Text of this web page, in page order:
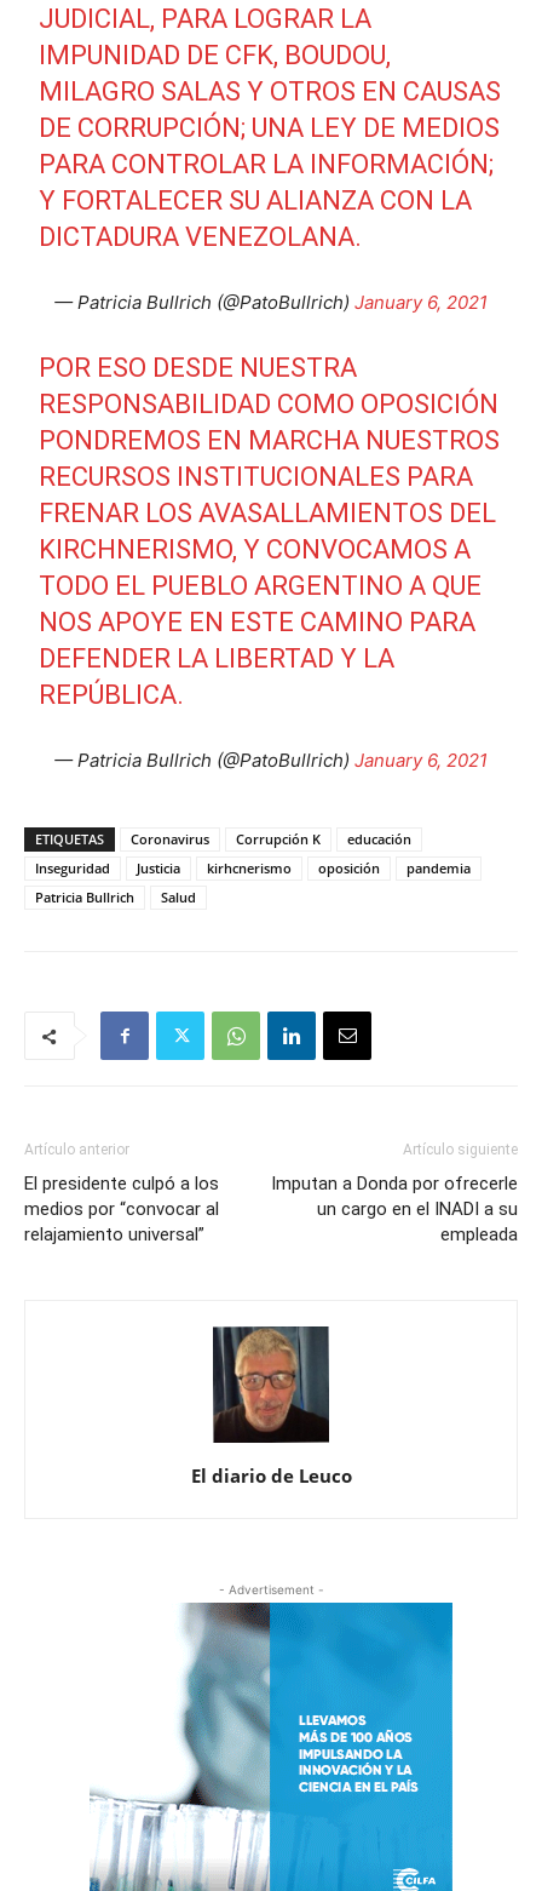
JUDICIAL, PARA LOGRAR LA
IMPUNIDAD DE CFK, BOUDOU,
MILAGRO SALAS Y OTROS EN CAUSAS
DE CORRUPCIÓN; UNA LEY DE MEDIOS
PARA CONTROLAR LA INFORMACIÓN;
Y FORTALECER SU ALIANZA CON LA
DICTADURA VENEZOLANA.
— Patricia Bullrich (@PatoBullrich) January 6, 2021
POR ESO DESDE NUESTRA
RESPONSABILIDAD COMO OPOSICIÓN
PONDREMOS EN MARCHA NUESTROS
RECURSOS INSTITUCIONALES PARA
FRENAR LOS AVASALLAMIENTOS DEL
KIRCHNERISMO, Y CONVOCAMOS A
TODO EL PUEBLO ARGENTINO A QUE
NOS APOYE EN ESTE CAMINO PARA
DEFENDER LA LIBERTAD Y LA
REPÚBLICA.
— Patricia Bullrich (@PatoBullrich) January 6, 2021
ETIQUETAS Coronavirus Corrupción K
educación
Inseguridad
Justicia kirhcnerismo oposición
pandemia
Patricia Bullrich
Salud
Artículo anterior
El presidente culpó a los
medios por “convocar al
relajamiento universal”
Artículo siguiente
Imputan a Donda por ofrecerle
un cargo en el INADI a su
empleada
El diario de Leuco
- Advertisement -